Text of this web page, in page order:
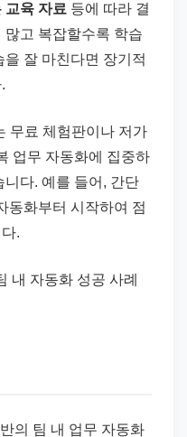
교육 자료 등에 따라 결
고 복잡할수록 학습
잘 마친다면 장기적
무료 체험판이나 저가
업무 자동화에 집중하
다. 예를 들어, 간단
동화부터 시작하여 점
.
내 자동화 성공 사례
의 팀 내 업무 자동화